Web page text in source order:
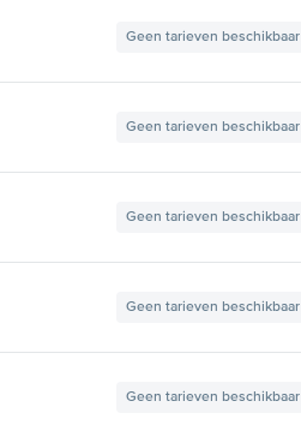
Geen tarieven beschikbaar
Geen tarieven beschikbaar
Geen tarieven beschikbaar
Geen tarieven beschikbaar
Geen tarieven beschikbaar